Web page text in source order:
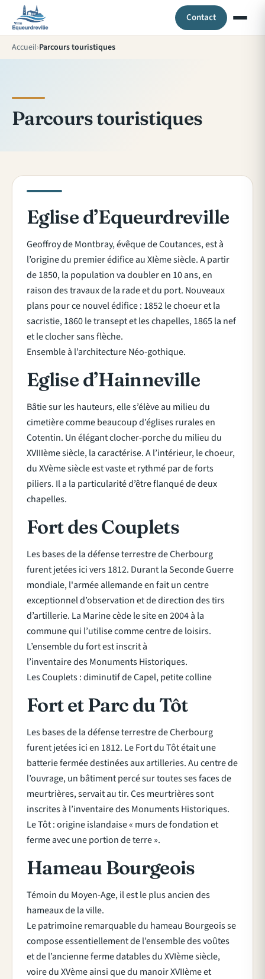
Contact
Accueil Parcours touristiques
Parcours touristiques
Eglise d’Equeurdreville
Geoffroy de Montbray, évêque de Coutances, est à
l’origine du premier édifice au XIème siècle. A partir
de 1850, la population va doubler en 10 ans, en
raison des travaux de la rade et du port. Nouveaux
plans pour ce nouvel édifice : 1852 le choeur et la
sacristie, 1860 le transept et les chapelles, 1865 la nef
et le clocher sans flèche.
Ensemble à l’architecture Néo-gothique.
Eglise d’Hainneville
Bâtie sur les hauteurs, elle s’élève au milieu du
cimetière comme beaucoup d’églises rurales en
Cotentin. Un élégant clocher-porche du milieu du
XVIIIème siècle, la caractérise. A l’intérieur, le choeur,
du XVème siècle est vaste et rythmé par de forts
piliers. Il a la particularité d’être flanqué de deux
chapelles.
Fort des Couplets
Les bases de la défense terrestre de Cherbourg
furent jetées ici vers 1812. Durant la Seconde Guerre
mondiale, l'armée allemande en fait un centre
exceptionnel d’observation et de direction des tirs
d’artillerie. La Marine cède le site en 2004 à la
commune qui l’utilise comme centre de loisirs.
L’ensemble du fort est inscrit à
l’inventaire des Monuments Historiques.
Les Couplets : diminutif de Capel, petite colline
Fort et Parc du Tôt
Les bases de la défense terrestre de Cherbourg
furent jetées ici en 1812. Le Fort du Tôt était une
batterie fermée destinées aux artilleries. Au centre de
l’ouvrage, un bâtiment percé sur toutes ses faces de
meurtrières, servait au tir. Ces meurtrières sont
inscrites à l’inventaire des Monuments Historiques.
Le Tôt : origine islandaise « murs de fondation et
ferme avec une portion de terre ».
Hameau Bourgeois
Témoin du Moyen-Age, il est le plus ancien des
hameaux de la ville.
Le patrimoine remarquable du hameau Bourgeois se
compose essentiellement de l’ensemble des voûtes
et de l’ancienne ferme datables du XVIème siècle,
voire du XVème ainsi que du manoir XVIIème et